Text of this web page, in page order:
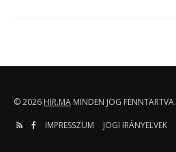
© 2026 HIR.MA MINDEN JOG FENNTARTVA.
IMPRESSZUM
JOGI IRÁNYELVEK